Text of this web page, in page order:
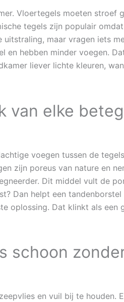
Vloertegels moeten stroef
tegels zijn populair
maar vragen iets
en hebben minder voegen.
liever lichte kleuren,
van elke
voegen tussen de
zijn poreus van nature en
Dit middel vult de
Dan helpt een
oplossing. Dat klinkt als
schoon
en vuil bij te